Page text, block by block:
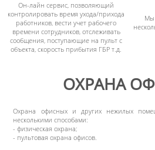
Он-лайн сервис, позволяющий
контролировать время ухода/прихода
работников, вести учет рабочего
времени сотрудников, отслеживать
сообщения, поступающие на пульт с
объекта, скорость прибытия ГБР т.д.
Мы
ОХРАНА
Охрана офисных и других нежилых
несколькими способами:
- физическая охрана;
- пультовая охрана офисов.